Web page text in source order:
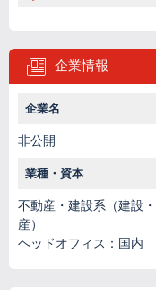
企業情報
企業名
非公開
業種・資本
不動産・建設系（建設
産）
ヘッドオフィス：国内